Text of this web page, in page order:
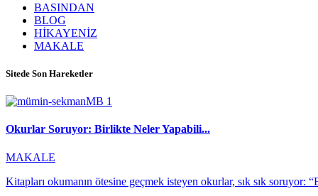
BASINDAN
BLOG
HİKAYENİZ
MAKALE
Sitede Son Hareketler
Okurlar Soruyor: Birlikte Neler Yapabili...
MAKALE
Kitapları okumanın ötesine geçmek isteyen okurlar, sık sık soruyor: